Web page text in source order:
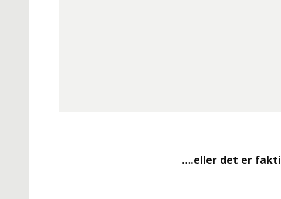
….eller det er